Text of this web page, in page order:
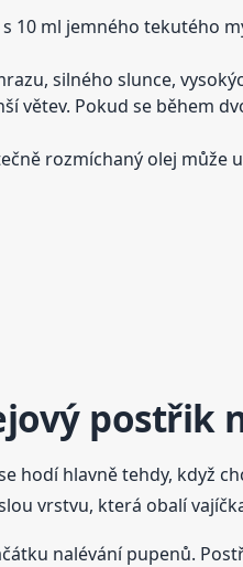
10 ml jemného tekutého
silného slunce,
větev. Pokud se během
rozmíchaný olej může
postřik
hodí hlavně tehdy, když
vrstvu, která obalí
nalévání pupenů.